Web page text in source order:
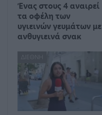
Ένας στους 4 αναιρεί
τα οφέλη των
υγιεινών γευμάτων με
ανθυγιεινά σνακ
ΔΙΕΘΝΉ